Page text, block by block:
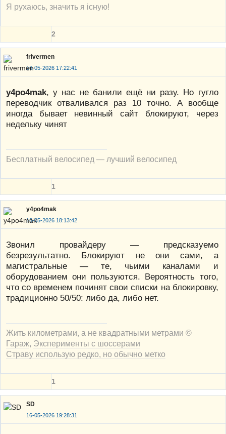
Я рухаюсь, значить я існую!
2
frivermen
16-05-2026 17:22:41
y4po4mak, у нас не банили ещё ни разу. Но гугло
переводчик отваливался раз 10 точно. А вообще
иногда бывает невинный сайт блокируют, через
недельку чинят
Бесплатный велосипед — лучший велосипед
1
y4po4mak
16-05-2026 18:13:42
Звонил провайдеру — предсказуемо
безрезультатно. Блокируют не они сами, а
магистральные — те, чьими каналами и
оборудованием они пользуются. Вероятность того,
что со временем починят свои списки на блокировку,
традиционно 50/50: либо да, либо нет.
Жить километрами, а не квадратными метрами ©
Гараж, Эксперименты с шоссерами
Страву использую редко, но обычно метко
1
SD
16-05-2026 19:28:31